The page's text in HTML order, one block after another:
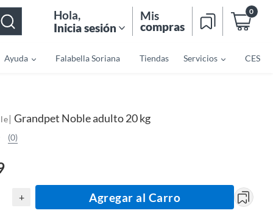
Hola,
Inicia sesión
Mis
compras
0
Ayuda Falabella Soriana Tiendas Servicios CES
| Grandpet Noble adulto 20 kg
(0)
+ Agregar al Carro